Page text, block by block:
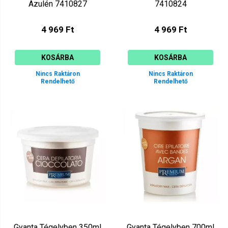
Azulén 7410827
4 969 Ft
KOSÁRBA
Nincs Raktáron
Rendelhető
7410824
4 969 Ft
KOSÁRBA
Nincs Raktáron
Rendelhető